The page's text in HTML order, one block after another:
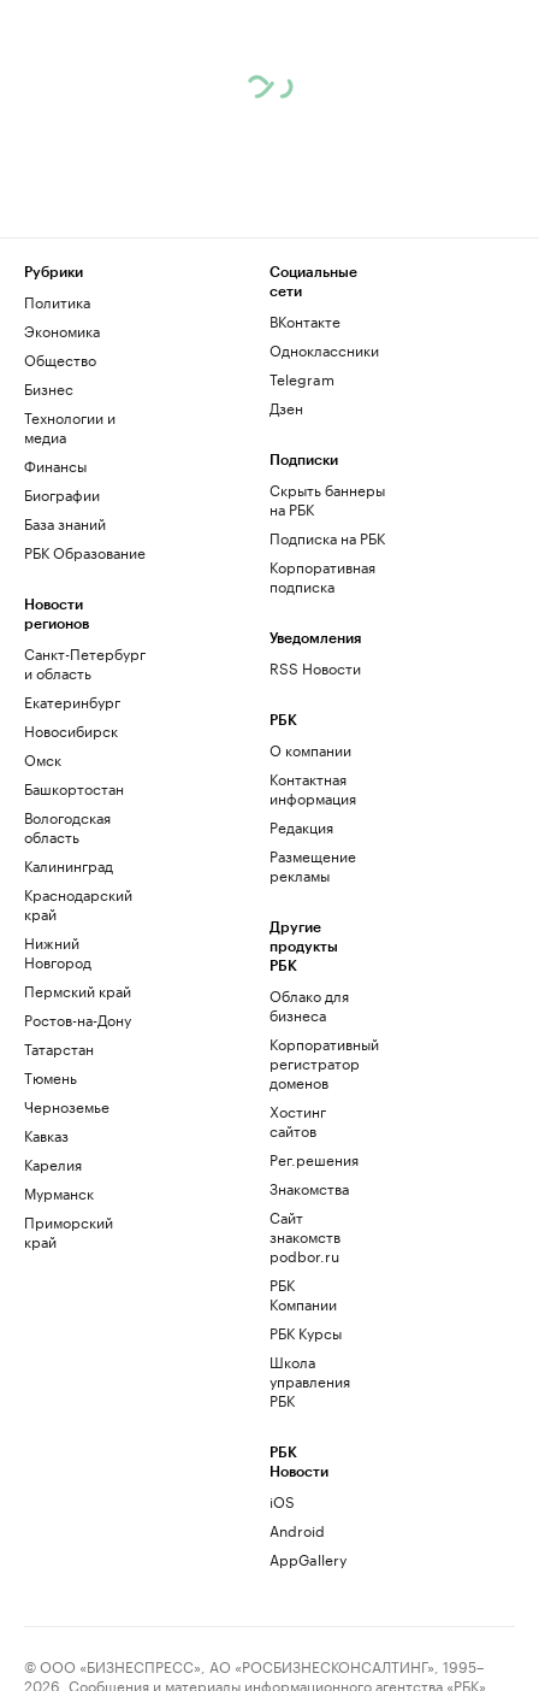
Рубрики
Политика
Экономика
Общество
Бизнес
Технологии и
медиа
Финансы
Биографии
База знаний
РБК Образование
Новости
регионов
Санкт-Петербург
и область
Екатеринбург
Новосибирск
Омск
Башкортостан
Вологодская
область
Калининград
Краснодарский
край
Нижний
Новгород
Пермский край
Ростов-на-Дону
Татарстан
Тюмень
Черноземье
Кавказ
Карелия
Мурманск
Приморский
край
Социальные
сети
ВКонтакте
Одноклассники
Telegram
Дзен
Подписки
Скрыть баннеры
на РБК
Подписка на РБК
Корпоративная
подписка
Уведомления
RSS Новости
РБК
О компании
Контактная
информация
Редакция
Размещение
рекламы
Другие
продукты
РБК
Облако для
бизнеса
Корпоративный
регистратор
доменов
Хостинг
сайтов
Рег.решения
Знакомства
Сайт
знакомств
podbor.ru
РБК
Компании
РБК Курсы
Школа
управления
РБК
РБК
Новости
iOS
Android
AppGallery
© ООО «БИЗНЕСПРЕСС», АО «РОСБИЗНЕСКОНСАЛТИНГ», 1995–
2026. Сообщения и материалы информационного агентства «РБК»